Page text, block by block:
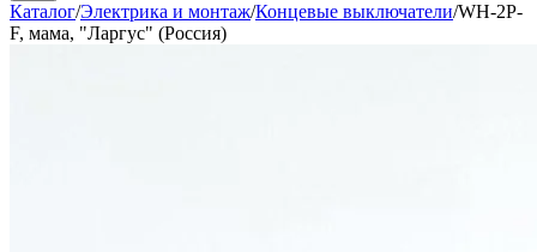
Каталог/Электрика и монтаж/Концевые выключатели/WH-2P-
F, мама, "Ларгус" (Россия)